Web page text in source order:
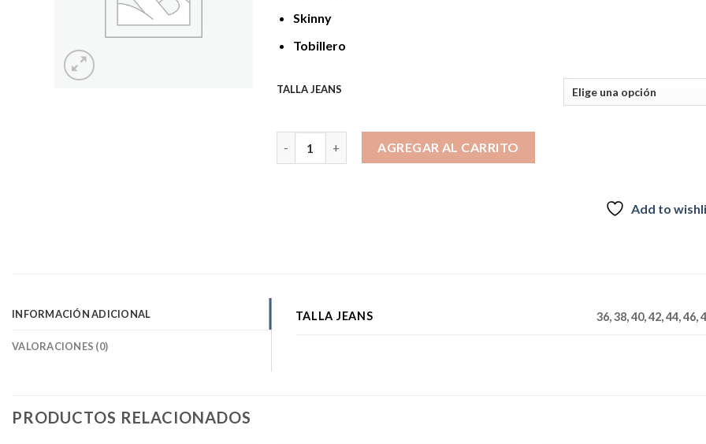
Skinny
Tobillero
TALLA JEANS
MIRIAM BEST WEST JEANS cantidad
AGREGAR AL CARRITO
Add to
INFORMACIÓN ADICIONAL
VALORACIONES (0)
TALLA JEANS 36, 38, 40, 42, 44, 46,
PRODUCTOS RELACIONADOS